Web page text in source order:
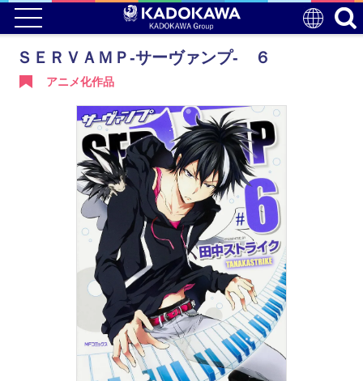
ＳＥＲＶＡＭＰ‐サーヴァンプ‐ ６
アニメ化作品